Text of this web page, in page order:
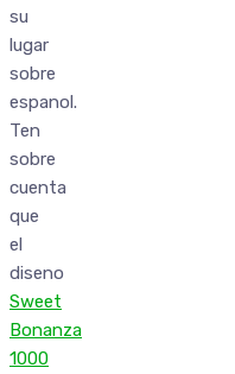
su
lugar
sobre
espanol.
Ten
sobre
cuenta
que
el
diseno
Sweet
Bonanza
1000